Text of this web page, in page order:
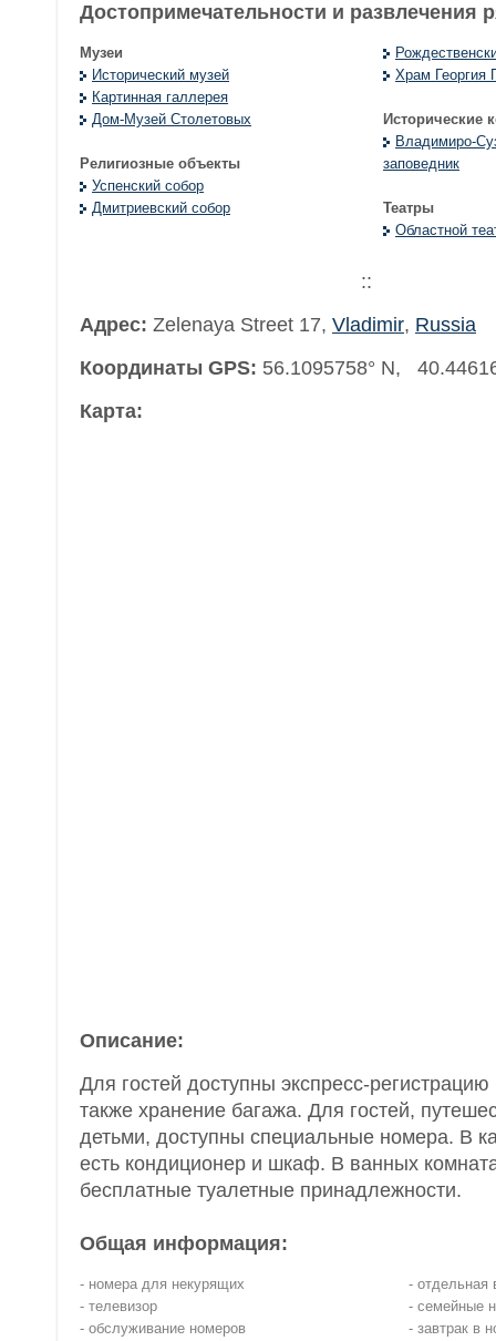
Достопримечательности и развлечения
Музеи
Исторический музей
Картинная галлерея
Дом-Музей Столетовых
Религиозные объекты
Успенский собор
Дмитриевский собор
Храм Георгия
Исторические
Владимиро-
заповедник
Театры
Областной
::
Адрес: Zelenaya Street 17, Vladimir, Russia
Координаты GPS: 56.1095758° N,
Карта:
Описание:
Для гостей доступны экспресс-
также хранение багажа. Для гостей,
детьми, доступны специальные номера. В
есть кондиционер и шкаф. В ванных
бесплатные туалетные принадлежности.
Общая информация:
- номера для некурящих
- телевизор
- обслуживание номеров
- отдельная
- семейные
- завтрак в